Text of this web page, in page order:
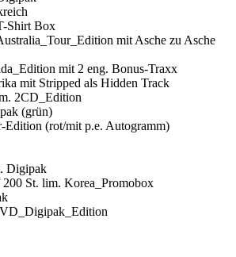
Shirt Box
mit Asche zu Asche
mit 2 eng. Bonus-Traxx
mit Stripped als Hidden Track
2CD_Edition
(grün)
Edition (rot/mit p.e. Autogramm)
Digipak
200 St. lim. Korea_Promobox